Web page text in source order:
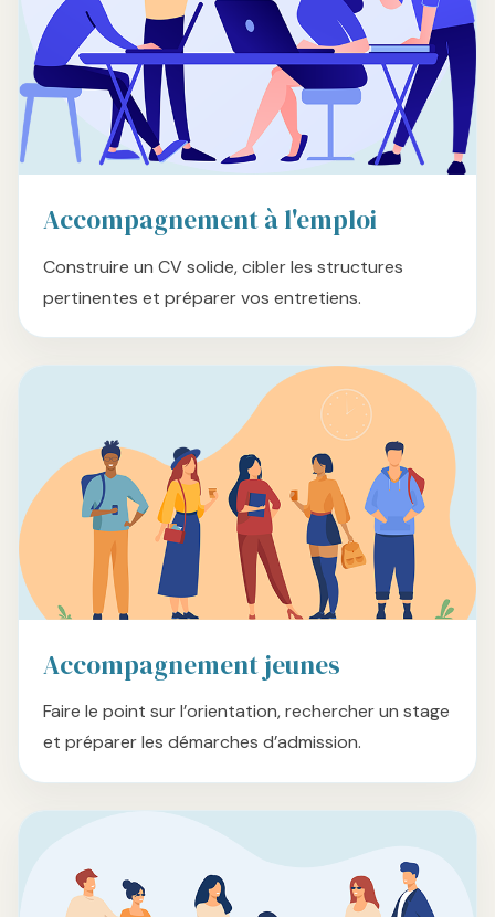
Accompagnement à l'emploi
Construire un CV solide, cibler les structures
pertinentes et préparer vos entretiens.
Accompagnement jeunes
Faire le point sur l’orientation, rechercher un stage
et préparer les démarches d’admission.